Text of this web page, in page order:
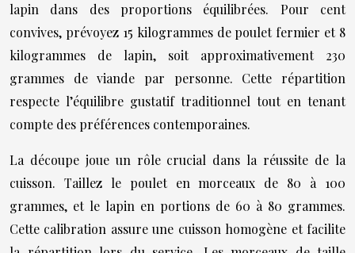
lapin dans des proportions équilibrées. Pour cent
convives, prévoyez 15 kilogrammes de poulet fermier et 8
kilogrammes de lapin, soit approximativement 230
grammes de viande par personne. Cette répartition
respecte l’équilibre gustatif traditionnel tout en tenant
compte des préférences contemporaines.
La découpe joue un rôle crucial dans la réussite de la
cuisson. Taillez le poulet en morceaux de 80 à 100
grammes, et le lapin en portions de 60 à 80 grammes.
Cette calibration assure une cuisson homogène et facilite